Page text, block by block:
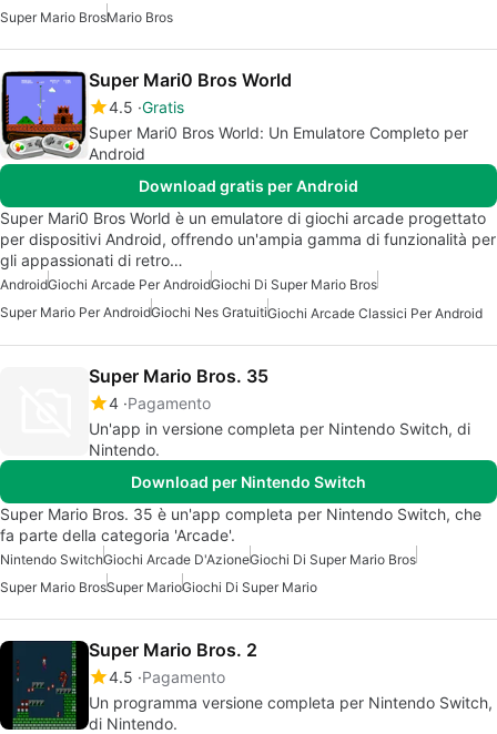
Super Mario BrosMario Bros
Super Mari0 Bros World
4.5 Gratis
Super Mari0 Bros World: Un Emulatore Completo per
Android
Download gratis per Android
Super Mari0 Bros World è un emulatore di giochi arcade progettato
per dispositivi Android, offrendo un'ampia gamma di funzionalità per
gli appassionati di retro…
AndroidGiochi Arcade Per AndroidGiochi Di Super Mario Bros
Super Mario Per AndroidGiochi Nes GratuitiGiochi Arcade Classici Per Android
Super Mario Bros. 35
4 Pagamento
Un'app in versione completa per Nintendo Switch, di
Nintendo.
Download per Nintendo Switch
Super Mario Bros. 35 è un'app completa per Nintendo Switch, che
fa parte della categoria 'Arcade'.
Nintendo SwitchGiochi Arcade D'AzioneGiochi Di Super Mario Bros
Super Mario BrosSuper MarioGiochi Di Super Mario
Super Mario Bros. 2
4.5 Pagamento
Un programma versione completa per Nintendo Switch,
di Nintendo.